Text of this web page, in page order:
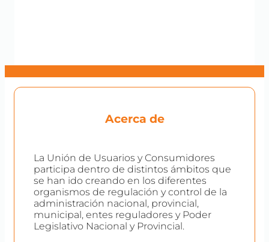
Acerca de
La Unión de Usuarios y Consumidores
participa dentro de distintos ámbitos que
se han ido creando en los diferentes
organismos de regulación y control de la
administración nacional, provincial,
municipal, entes reguladores y Poder
Legislativo Nacional y Provincial.